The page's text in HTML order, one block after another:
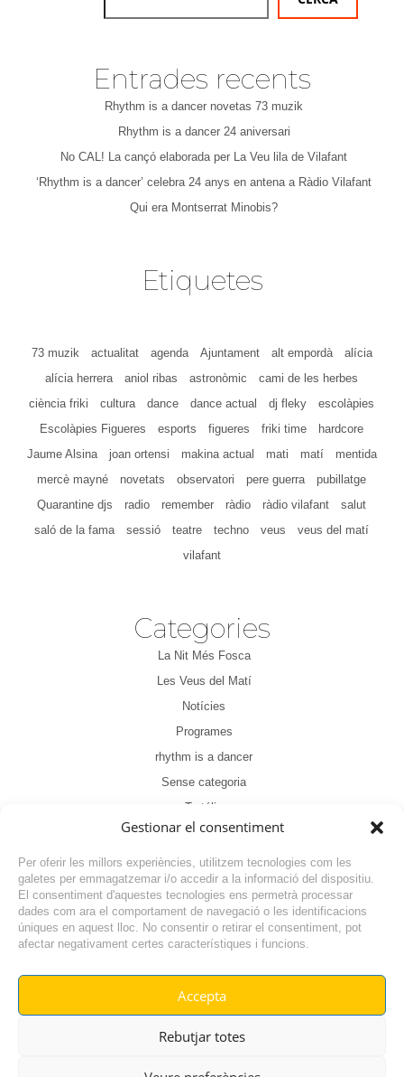
Gestionar el consentiment
Per oferir les millors experiències, utilitzem tecnologies com les
galetes per emmagatzemar i/o accedir a la informació del dispositiu.
El consentiment d'aquestes tecnologies ens permetrà processar
dades com ara el comportament de navegació o les identificacions
úniques en aquest lloc. No consentir o retirar el consentiment, pot
afectar negativament certes característiques i funcions.
Accepta
Rebutjar totes
Entrades recents
Rhythm is a dancer novetas 73 muzik
Rhythm is a dancer 24 aniversari
No CAL! La cançó elaborada per La Veu lila de Vilafant
‘Rhythm is a dancer’ celebra 24 anys en antena a Ràdio Vilafant
Qui era Montserrat Minobis?
Etiquetes
73 muzik actualitat agenda Ajuntament alt empordà
alícia
alícia herrera
aniol ribas astronòmic
cami de les herbes
ciència friki
cultura dance dance actual dj fleky
escolàpies
Escolàpies Figueres
esports figueres friki time
hardcore
Jaume Alsina
joan ortensi makina actual mati matí
mentida
mercè mayné
novetats observatori pere guerra
pubillatge
Quarantine djs
radio remember ràdio ràdio vilafant
salut
saló de la fama
sessió teatre techno veus
veus del matí
vilafant
Categories
La Nit Més Fosca
Les Veus del Matí
Notícies
Programes
rhythm is a dancer
Sense categoria
Tertúlia
NOTÍCIA ANTERIOR
NOTÍCIA SEGÜENT
© RADIO VILAFANT 2024
|AVÍS LEGAL|POLÍTICA DE PRIVACITAT